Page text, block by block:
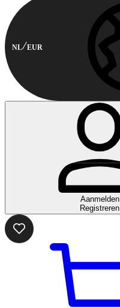
NL EUR
Aanmelden
Registreren